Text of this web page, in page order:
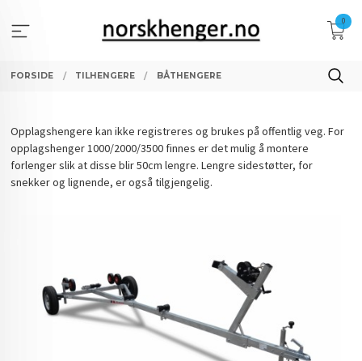
innholdet
0
FORSIDE TILHENGERE BÅTHENGERE
Opplagshengere kan ikke registreres og brukes på offentlig veg. For
opplagshenger 1000/2000/3500 finnes er det mulig å montere
forlenger slik at disse blir 50cm lengre. Lengre sidestøtter, for
snekker og lignende, er også tilgjengelig.